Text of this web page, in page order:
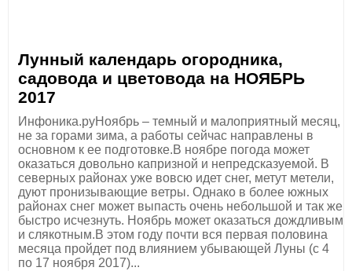
Лунный календарь огородника,
садовода и цветовода на НОЯБРЬ
2017
Инфоника.руНоябрь – темный и малоприятный месяц,
не за горами зима, а работы сейчас направлены в
основном к ее подготовке.В ноябре погода может
оказаться довольно капризной и непредсказуемой. В
северных районах уже вовсю идет снег, метут метели,
дуют пронизывающие ветры. Однако в более южных
районах снег может выпасть очень небольшой и так же
быстро исчезнуть. Ноябрь может оказаться дождливым
и слякотным.В этом году почти вся первая половина
месяца пройдет под влиянием убывающей Луны (с 4
по 17 ноября 2017)...